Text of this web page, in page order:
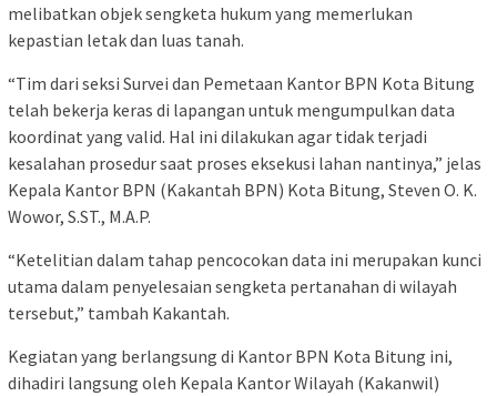
melibatkan objek sengketa hukum yang memerlukan
kepastian letak dan luas tanah.
“Tim dari seksi Survei dan Pemetaan Kantor BPN Kota Bitung
telah bekerja keras di lapangan untuk mengumpulkan data
koordinat yang valid. Hal ini dilakukan agar tidak terjadi
kesalahan prosedur saat proses eksekusi lahan nantinya,” jelas
Kepala Kantor BPN (Kakantah BPN) Kota Bitung, Steven O. K.
Wowor, S.ST., M.A.P.
“Ketelitian dalam tahap pencocokan data ini merupakan kunci
utama dalam penyelesaian sengketa pertanahan di wilayah
tersebut,” tambah Kakantah.
Kegiatan yang berlangsung di Kantor BPN Kota Bitung ini,
dihadiri langsung oleh Kepala Kantor Wilayah (Kakanwil)